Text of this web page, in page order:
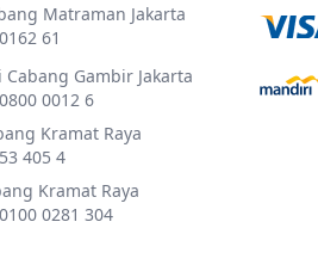
Matraman Jakarta
61
Gambir Jakarta
0012 6
Kramat Raya
405 4
Kramat Raya
0281 304